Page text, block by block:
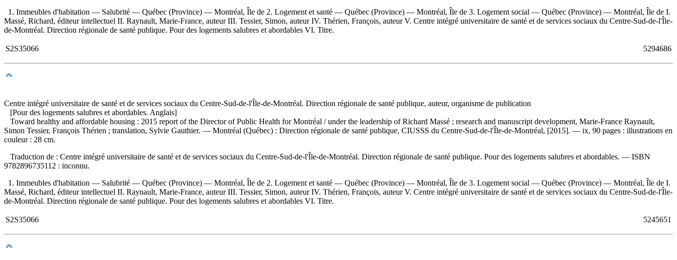
1. Immeubles d'habitation — Salubrité — Québec (Province) — Montréal, Île de 2. Logement et santé — Québec (Province) — Montréal, Île de 3. Logement social — Québec (Province) — Montréal, Île de I.
Massé, Richard, éditeur intellectuel II. Raynault, Marie-France, auteur III. Tessier, Simon, auteur IV. Thérien, François, auteur V. Centre intégré universitaire de santé et de services sociaux du Centre-Sud-de-l'Île-
de-Montréal. Direction régionale de santé publique. Pour des logements salubres et abordables VI. Titre.
S2S35066 5294686
Centre intégré universitaire de santé et de services sociaux du Centre-Sud-de-l'Île-de-Montréal. Direction régionale de santé publique, auteur, organisme de publication
[Pour des logements salubres et abordables. Anglais]
Toward healthy and affordable housing : 2015 report of the Director of Public Health for Montréal / under the leadership of Richard Massé ; research and manuscript development, Marie-France Raynault,
Simon Tessier, François Thérien ; translation, Sylvie Gauthier. — Montréal (Québec) : Direction régionale de santé publique, CIUSSS du Centre-Sud-de-l'Île-de-Montréal, [2015]. — ix, 90 pages : illustrations en
couleur : 28 cm.
Traduction de : Centre intégré universitaire de santé et de services sociaux du Centre-Sud-de-l'Île-de-Montréal. Direction régionale de santé publique. Pour des logements salubres et abordables. — ISBN
9782896735112 : inconnu.
1. Immeubles d'habitation — Salubrité — Québec (Province) — Montréal, Île de 2. Logement et santé — Québec (Province) — Montréal, Île de 3. Logement social — Québec (Province) — Montréal, Île de I.
Massé, Richard, éditeur intellectuel II. Raynault, Marie-France, auteur III. Tessier, Simon, auteur IV. Thérien, François, auteur V. Centre intégré universitaire de santé et de services sociaux du Centre-Sud-de-l'Île-
de-Montréal. Direction régionale de santé publique. Pour des logements salubres et abordables VI. Titre.
S2S35066 5245651